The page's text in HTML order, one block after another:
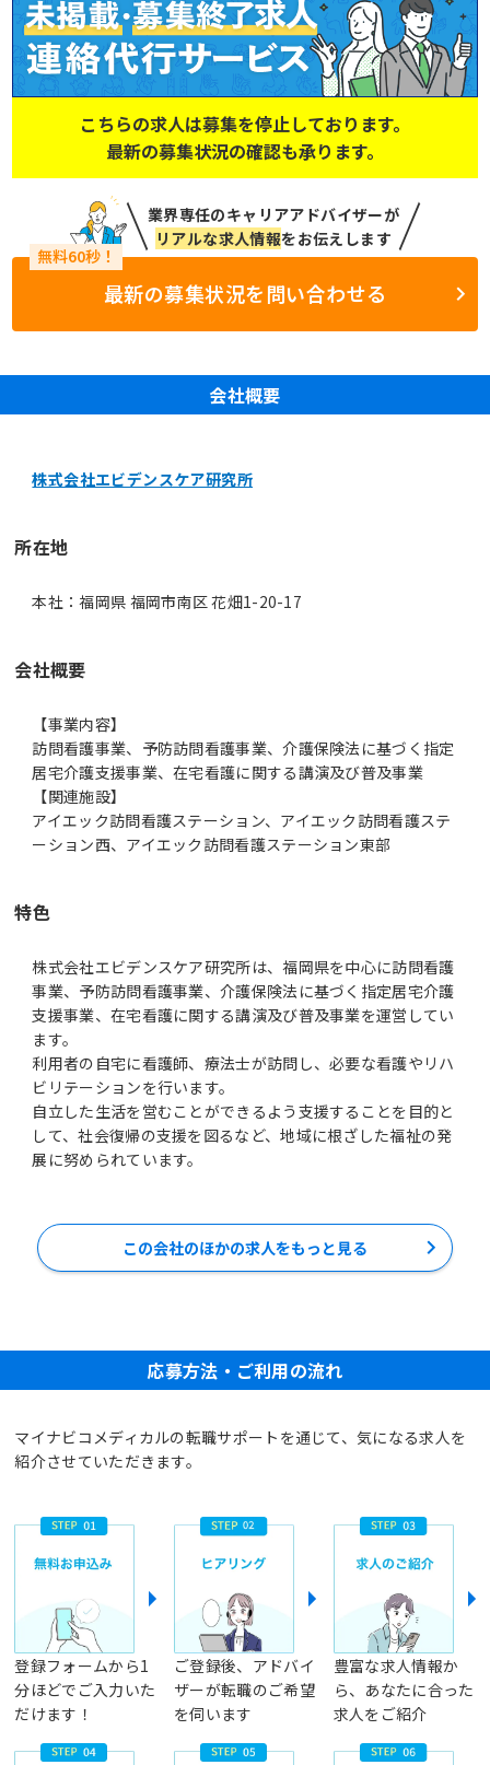
こちらの求人は募集を停止しております。
最新の募集状況の確認も承ります。
業界専任のキャリアアドバイザーが
リアルな求人情報をお伝えします
最新の募集状況を問い合わせる
会社概要
株式会社エビデンスケア研究所
所在地
本社：福岡県 福岡市南区 花畑1-20-17
会社概要
【事業内容】
訪問看護事業、予防訪問看護事業、介護保険法に基づく指定
居宅介護支援事業、在宅看護に関する講演及び普及事業
【関連施設】
アイエック訪問看護ステーション、アイエック訪問看護ステ
ーション西、アイエック訪問看護ステーション東部
特色
株式会社エビデンスケア研究所は、福岡県を中心に訪問看護
事業、予防訪問看護事業、介護保険法に基づく指定居宅介護
支援事業、在宅看護に関する講演及び普及事業を運営してい
ます。
利用者の自宅に看護師、療法士が訪問し、必要な看護やリハ
ビリテーションを行います。
自立した生活を営むことができるよう支援することを目的と
して、社会復帰の支援を図るなど、地域に根ざした福祉の発
展に努められています。
この会社のほかの求人をもっと見る
応募方法・ご利用の流れ
マイナビコメディカルの転職サポートを通じて、気になる求人を
紹介させていただきます。
登録フォームから1
分ほどでご入力いた
だけます！
ご登録後、アドバイ
ザーが転職のご希望
を伺います
豊富な求人情報か
ら、あなたに合った
求人をご紹介